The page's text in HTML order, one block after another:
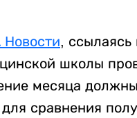
, ссылаясь
школы
месяца
сравнения